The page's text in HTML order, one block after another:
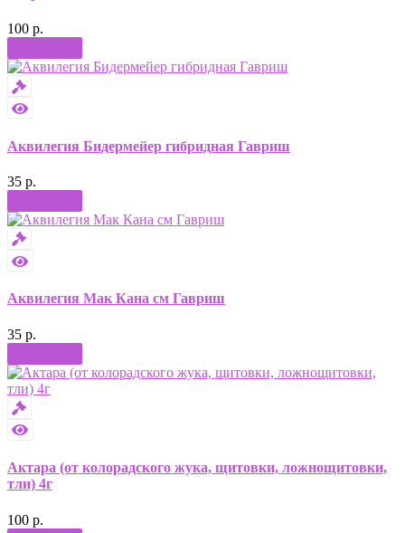
100 р.
Аквилегия Бидермейер гибридная Гавриш
35 р.
Аквилегия Мак Кана см Гавриш
35 р.
Актара (от колорадского жука, щитовки, ложнощитовки,
тли) 4г
100 р.